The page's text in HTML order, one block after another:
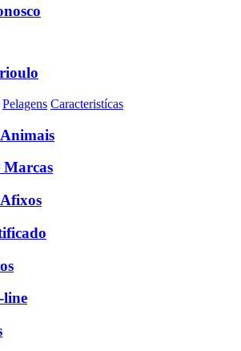
Pelagens Caracteristícas
Marcas
line